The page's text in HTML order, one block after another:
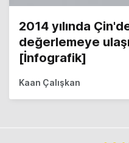
2014 yılında
değerlemeye
[İnfografik]
Kaan Çalışkan